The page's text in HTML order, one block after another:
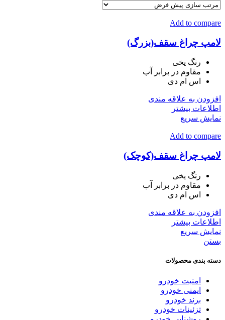
Add to compare
لامپ چراغ سقف(بزرگ)
رنگ یخی
مقاوم در برابر آب
اس ام دی
افزودن به علاقه مندی
اطلاعات بیشتر
نمایش سریع
Add to compare
لامپ چراغ سقف(کوچک)
رنگ یخی
مقاوم در برابر آب
اس ام دی
افزودن به علاقه مندی
اطلاعات بیشتر
نمایش سریع
بستن
دسته بندی محصولات
امنیت خودرو
ایمنی خودرو
برند خودرو
تزئینات خودرو